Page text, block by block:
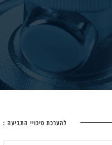
להערכת סיכויי התביעה :